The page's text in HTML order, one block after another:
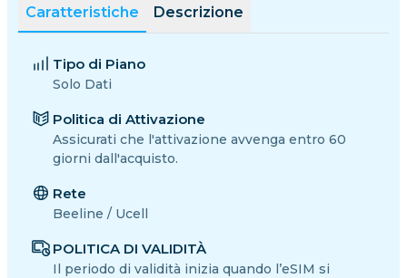
Caratteristiche Descrizione
Tipo di Piano
Solo Dati
Politica di Attivazione
Assicurati che l'attivazione avvenga entro 60
giorni dall'acquisto.
Rete
Beeline / Ucell
POLITICA DI VALIDITÀ
Il periodo di validità inizia quando l’eSIM si